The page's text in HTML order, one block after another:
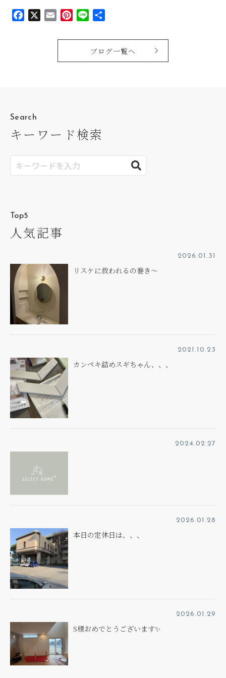
Facebook EmailPinterest
Line
ブログ一覧へ
Search
キーワード検索
Top5
人気記事
2026.01.31
リスケに救われるの巻き～
2021.10.23
カンペキ詰めスギちゃん、、、
2024.02.27
2026.01.28
本日の定休日は、、、
2026.01.29
S様おめでとうございます✨